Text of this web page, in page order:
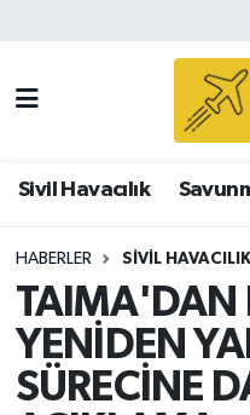
Sivil Havacılık
HABERLER SIVIL HAVACILIK
TAIMA'DAN
YENİDEN
SÜRECİNE